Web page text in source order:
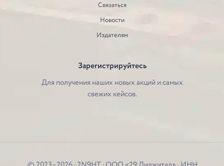
Связаться
Новости
Издателям
Зарегистрируйтесь
Для получения наших новых акций и самых
свежих кейсов.